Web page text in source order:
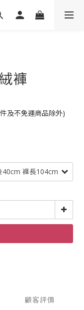
褲
及不免運商品除外)
顧客評價